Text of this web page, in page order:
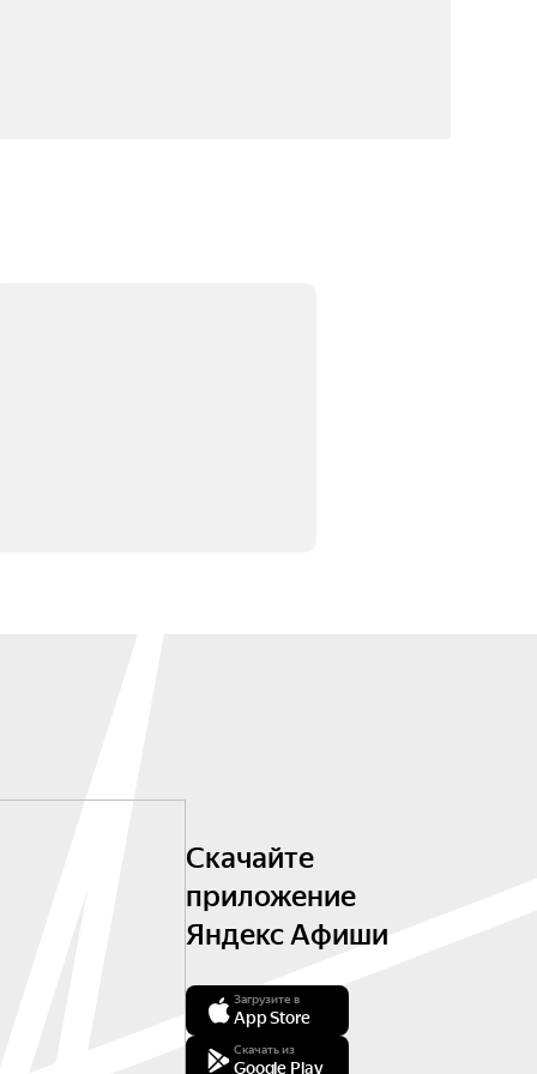
Скачайте
приложение
Яндекс Афиши
Загрузите в
App Store
Скачать из
Google Play